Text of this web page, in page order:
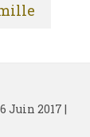
Juin 2017 |